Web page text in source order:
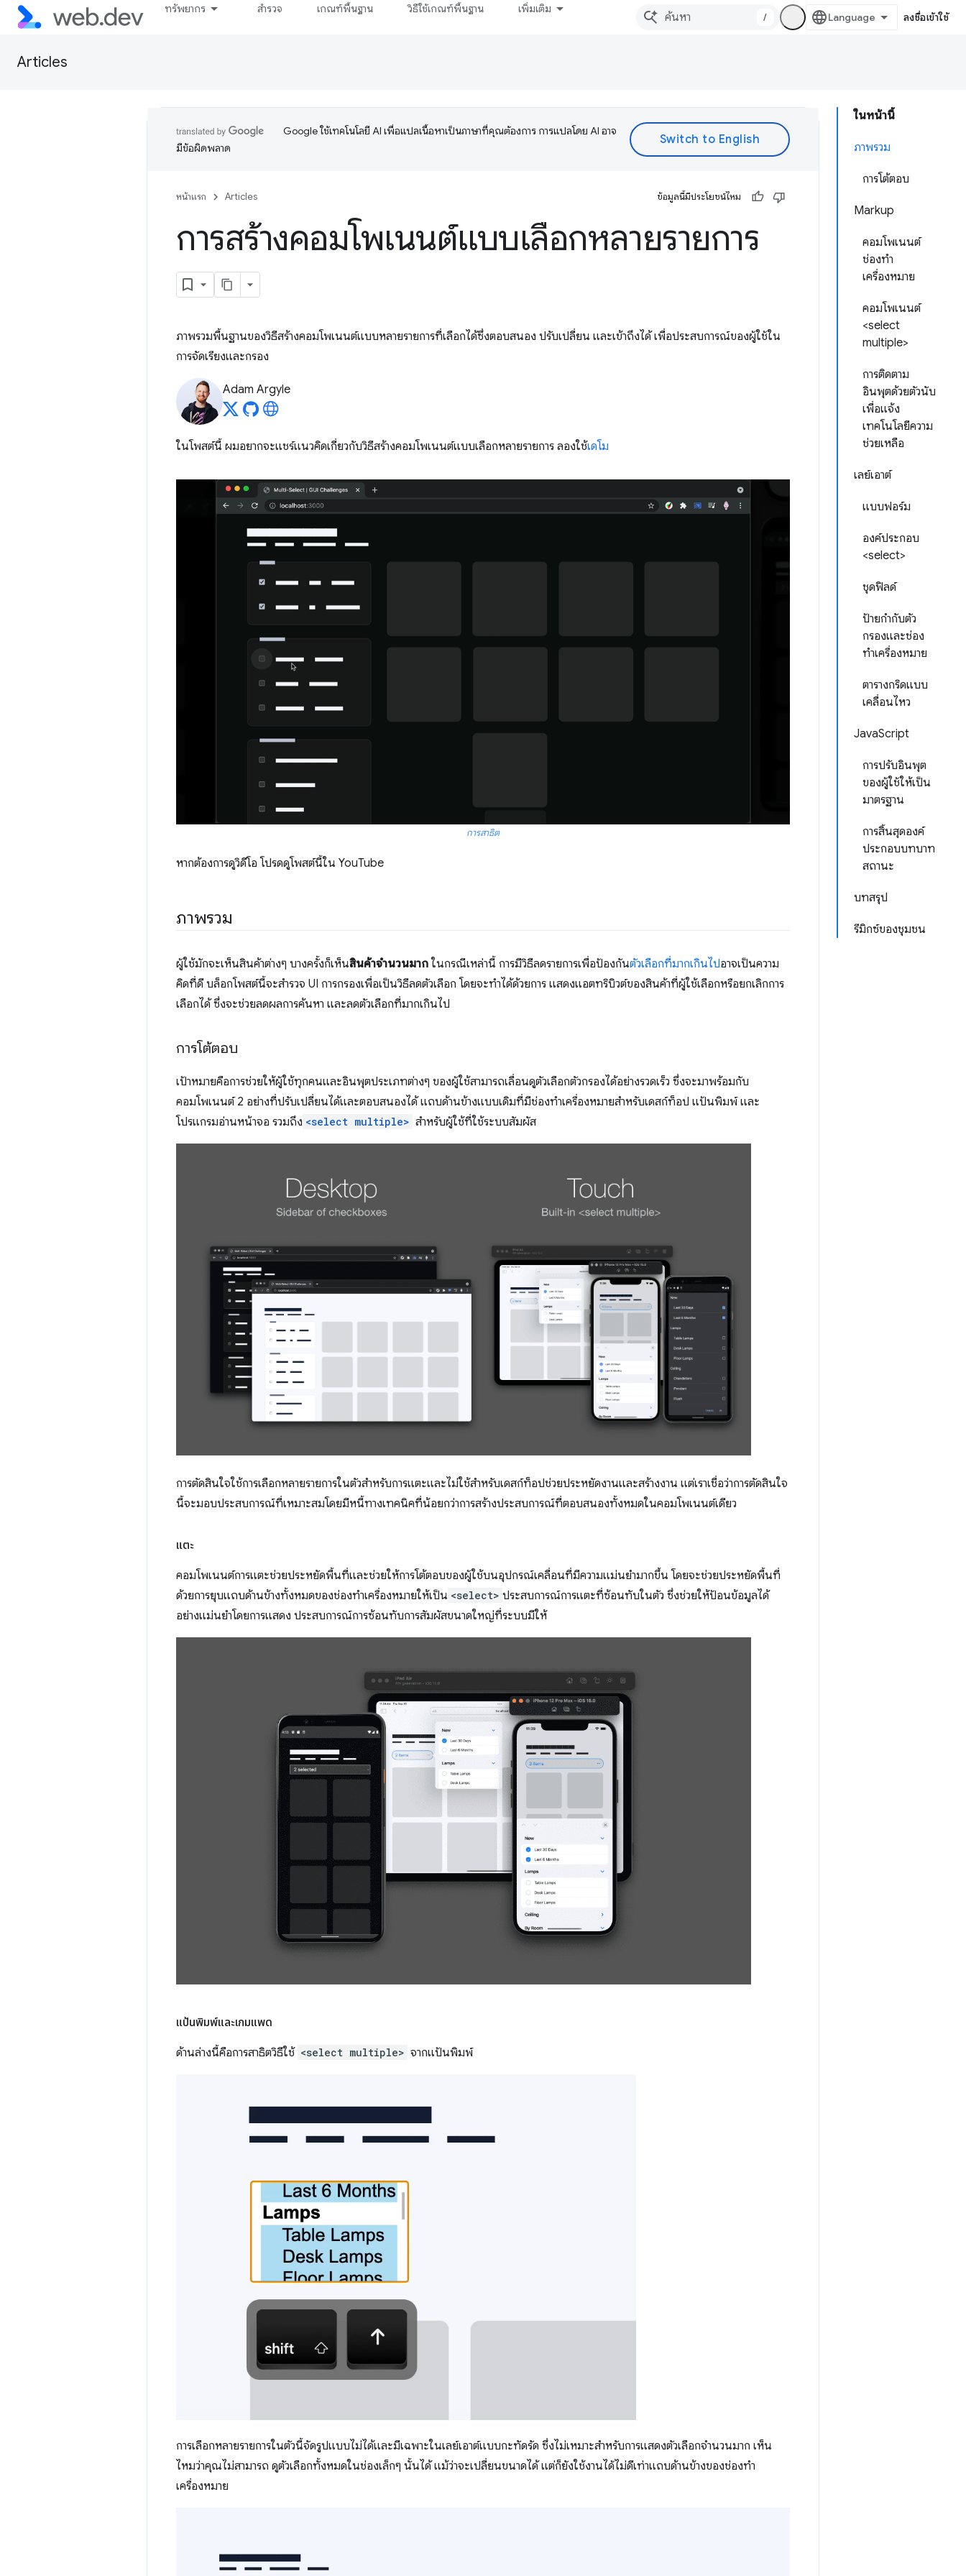
ทรัพยากร สำรวจ เกณฑ์พื้นฐาน วิธีใช้เกณฑ์พื้นฐาน เพิ่มเติม
/ ลงชื่อเข้าใช้
Articles
ในหน้านี้
ภาพรวม
การโต้ตอบ
Markup
คอมโพเนนต์
ช่องทำ
เครื่องหมาย
คอมโพเนนต์
<select
multiple>
การติดตาม
อินพุตด้วยตัวนับ
เพื่อแจ้ง
เทคโนโลยีความ
ช่วยเหลือ
เลย์เอาต์
แบบฟอร์ม
องค์ประกอบ
<select>
ชุดฟิลด์
ป้ายกำกับตัว
กรองและช่อง
ทำเครื่องหมาย
ตารางกริดแบบ
เคลื่อนไหว
JavaScript
การปรับอินพุต
ของผู้ใช้ให้เป็น
มาตรฐาน
การสิ้นสุดองค์
ประกอบบทบาท
สถานะ
บทสรุป
รีมิกซ์ของชุมชน
Google ใช้เทคโนโลยี AI เพื่อแปลเนื้อหาเป็นภาษาที่คุณต้องการ การแปลโดย AI อาจ
มีข้อผิดพลาด
หน้าแรก Articles ข้อมูลนี้มีประโยชน์ไหม
การสร้างคอมโพเนนต์แบบเลือกหลายรายการ
ภาพรวมพื้นฐานของวิธีสร้างคอมโพเนนต์แบบหลายรายการที่เลือกได้ซึ่งตอบสนอง ปรับเปลี่ยน และเข้าถึงได้ เพื่อประสบการณ์ของผู้ใช้ใน
การจัดเรียงและกรอง
Adam Argyle
ในโพสต์นี้ ผมอยากจะแชร์แนวคิดเกี่ยวกับวิธีสร้างคอมโพเนนต์แบบเลือกหลายรายการ ลองใช้เดโม
การสาธิต
หากต้องการดูวิดีโอ โปรดดูโพสต์นี้ใน YouTube
ภาพรวม
ผู้ใช้มักจะเห็นสินค้าต่างๆ บางครั้งก็เห็นสินค้าจำนวนมาก ในกรณีเหล่านี้ การมีวิธีลดรายการเพื่อป้องกันตัวเลือกที่มากเกินไปอาจเป็นความ
คิดที่ดี บล็อกโพสต์นี้จะสำรวจ UI การกรองเพื่อเป็นวิธีลดตัวเลือก โดยจะทำได้ด้วยการ แสดงแอตทริบิวต์ของสินค้าที่ผู้ใช้เลือกหรือยกเลิกการ
เลือกได้ ซึ่งจะช่วยลดผลการค้นหา และลดตัวเลือกที่มากเกินไป
การโต้ตอบ
เป้าหมายคือการช่วยให้ผู้ใช้ทุกคนและอินพุตประเภทต่างๆ ของผู้ใช้สามารถเลื่อนดูตัวเลือกตัวกรองได้อย่างรวดเร็ว ซึ่งจะมาพร้อมกับ
คอมโพเนนต์ 2 อย่างที่ปรับเปลี่ยนได้และตอบสนองได้ แถบด้านข้างแบบเดิมที่มีช่องทำเครื่องหมายสำหรับเดสก์ท็อป แป้นพิมพ์ และ
โปรแกรมอ่านหน้าจอ รวมถึง <select multiple> สำหรับผู้ใช้ที่ใช้ระบบสัมผัส
การตัดสินใจใช้การเลือกหลายรายการในตัวสำหรับการแตะและไม่ใช้สำหรับเดสก์ท็อปช่วยประหยัดงานและสร้างงาน แต่เราเชื่อว่าการตัดสินใจ
นี้จะมอบประสบการณ์ที่เหมาะสมโดยมีหนี้ทางเทคนิคที่น้อยกว่าการสร้างประสบการณ์ที่ตอบสนองทั้งหมดในคอมโพเนนต์เดียว
แตะ
คอมโพเนนต์การแตะช่วยประหยัดพื้นที่และช่วยให้การโต้ตอบของผู้ใช้บนอุปกรณ์เคลื่อนที่มีความแม่นยำมากขึ้น โดยจะช่วยประหยัดพื้นที่
ด้วยการยุบแถบด้านข้างทั้งหมดของช่องทำเครื่องหมายให้เป็น <select> ประสบการณ์การแตะที่ซ้อนทับในตัว ซึ่งช่วยให้ป้อนข้อมูลได้
อย่างแม่นยำโดยการแสดง ประสบการณ์การซ้อนทับการสัมผัสขนาดใหญ่ที่ระบบมีให้
แป้นพิมพ์และเกมแพด
ด้านล่างนี้คือการสาธิตวิธีใช้ <select multiple> จากแป้นพิมพ์
การเลือกหลายรายการในตัวนี้จัดรูปแบบไม่ได้และมีเฉพาะในเลย์เอาต์แบบกะทัดรัด ซึ่งไม่เหมาะสำหรับการแสดงตัวเลือกจำนวนมาก เห็น
ไหมว่าคุณไม่สามารถ ดูตัวเลือกทั้งหมดในช่องเล็กๆ นั้นได้ แม้ว่าจะเปลี่ยนขนาดได้ แต่ก็ยังใช้งานได้ไม่ดีเท่าแถบด้านข้างของช่องทำ
เครื่องหมาย